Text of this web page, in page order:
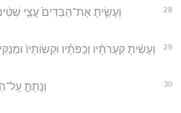
28
וְעָשִׂ֤יתָ אֶת־הַבַּדִּים֙ עֲצֵ֣י
29
וְעָשִׂ֨יתָ קְּעָרֹתָ֜יו וְכַפֹּתָ֗יו וּקְשׂוֹתָיו֙
30 וְנָתַתָּ֧